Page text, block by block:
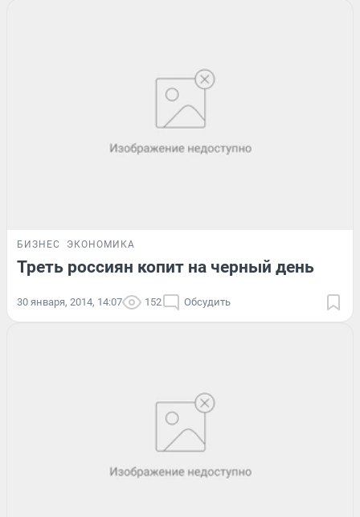
БИЗНЕС ЭКОНОМИКА
Треть россиян копит на черный день
30 января, 2014, 14:07 152 Обсудить